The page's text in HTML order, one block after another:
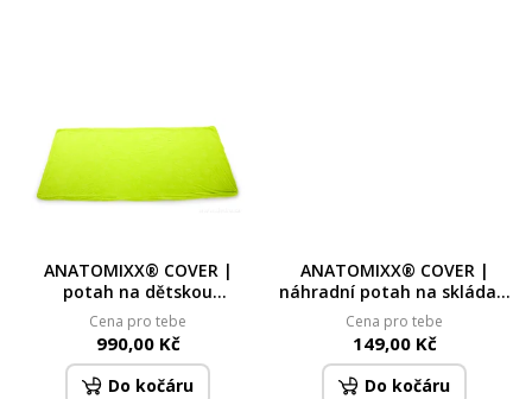
ANATOMIXX® COVER |
potah na dětskou
platformu 120 × 60 × 5 cm
Cena pro tebe
990,00 Kč
Do kočáru
ANATOMIXX® COVER |
náhradní potah na skládací
tvarovaný podsedák
Cena pro tebe
149,00 Kč
Do kočáru